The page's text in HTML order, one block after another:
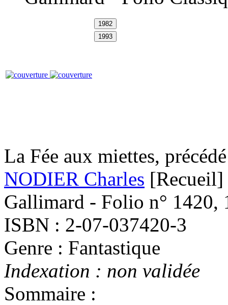
La Fée aux miettes,
NODIER Charles [Recueil]
Gallimard - Folio n° 1420,
ISBN : 2-07-037420-3
Genre : Fantastique
Indexation : non validée
Sommaire :